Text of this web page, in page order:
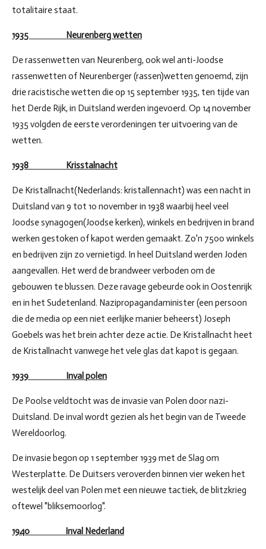
totalitaire staat.
1935 Neurenberg wetten
De rassenwetten van Neurenberg, ook wel anti-Joodse
rassenwetten of Neurenberger (rassen)wetten genoemd, zijn
drie racistische wetten die op 15 september 1935, ten tijde van
het Derde Rijk, in Duitsland werden ingevoerd. Op 14 november
1935 volgden de eerste verordeningen ter uitvoering van de
wetten.
1938 Krisstalnacht
De Kristallnacht(Nederlands: kristallennacht) was een nacht in
Duitsland van 9 tot 10 november in 1938 waarbij heel veel
Joodse synagogen(Joodse kerken), winkels en bedrijven in brand
werken gestoken of kapot werden gemaakt. Zo'n 7500 winkels
en bedrijven zijn zo vernietigd. In heel Duitsland werden Joden
aangevallen. Het werd de brandweer verboden om de
gebouwen te blussen. Deze ravage gebeurde ook in Oostenrijk
en in het Sudetenland. Nazipropagandaminister (een persoon
die de media op een niet eerlijke manier beheerst) Joseph
Goebels was het brein achter deze actie. De Kristallnacht heet
de Kristallnacht vanwege het vele glas dat kapot is gegaan.
1939 Inval polen
De Poolse veldtocht was de invasie van Polen door nazi-
Duitsland. De inval wordt gezien als het begin van de Tweede
Wereldoorlog.
De invasie begon op 1 september 1939 met de Slag om
Westerplatte. De Duitsers veroverden binnen vier weken het
westelijk deel van Polen met een nieuwe tactiek, de blitzkrieg
oftewel "bliksemoorlog".
1940 Inval Nederland